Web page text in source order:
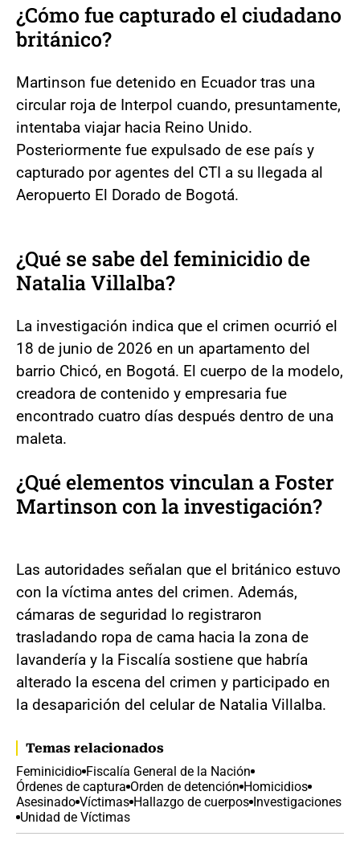
¿Cómo fue capturado el ciudadano
británico?
Martinson fue detenido en Ecuador tras una
circular roja de Interpol cuando, presuntamente,
intentaba viajar hacia Reino Unido.
Posteriormente fue expulsado de ese país y
capturado por agentes del CTI a su llegada al
Aeropuerto El Dorado de Bogotá.
¿Qué se sabe del feminicidio de
Natalia Villalba?
La investigación indica que el crimen ocurrió el
18 de junio de 2026 en un apartamento del
barrio Chicó, en Bogotá. El cuerpo de la modelo,
creadora de contenido y empresaria fue
encontrado cuatro días después dentro de una
maleta.
¿Qué elementos vinculan a Foster
Martinson con la investigación?
Las autoridades señalan que el británico estuvo
con la víctima antes del crimen. Además,
cámaras de seguridad lo registraron
trasladando ropa de cama hacia la zona de
lavandería y la Fiscalía sostiene que habría
alterado la escena del crimen y participado en
la desaparición del celular de Natalia Villalba.
Temas relacionados
Feminicidio Fiscalía General de la Nación
Órdenes de captura Orden de detención Homicidios
Asesinado Víctimas Hallazgo de cuerpos Investigaciones
Unidad de Víctimas